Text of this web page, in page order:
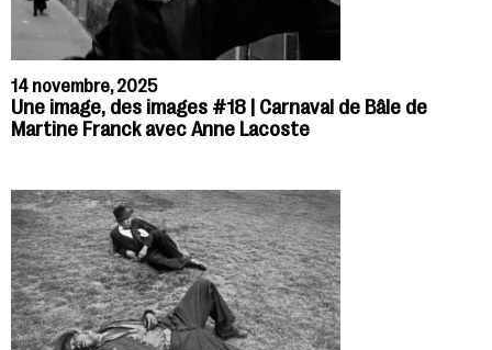
14 novembre, 2025
Une image, des images #18 | Carnaval de Bâle de
Martine Franck avec Anne Lacoste